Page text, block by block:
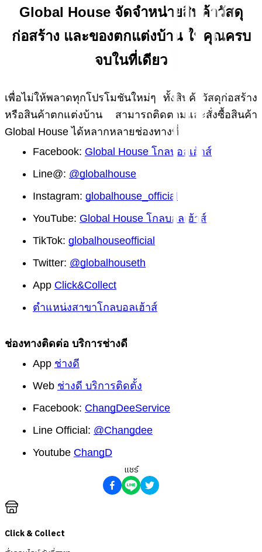
Global House จัดจำหน่ายสินค้าวัสดุ
ก่อสร้าง และของตกแต่งบ้าน ให้คุณครบ
จบในที่เดียว
เพื่อไม่ให้พลาดทุกโปรโมชันใหม่ๆ ทั้งสินค้าวัสดุก่อสร้าง
หรือสินค้าตกแต่งบ้าน สามารถติดตามและสั่งซื้อสินค้า
Global House ได้หลากหลายช่องทางที่
Facebook: Global House โกลบอลเฮ้าส์
Line@: @globalhouse
Instagram: globalhouse_official
YouTube: Global House โกลบอลเฮ้าส์
TikTok: globalhouseofficial
Twitter: @globalhouseth
App Click&Collect
ตำแหน่งสาขาโกลบอลเฮ้าส์
ช่องทางติดต่อ บริการช่างดี
App ช่างดี
Web ช่างดี บริการติดตั้ง
Facebook: ChangDeeService
Line Official: @Changdee
Youtube ChangD
แชร์
Click & Collect